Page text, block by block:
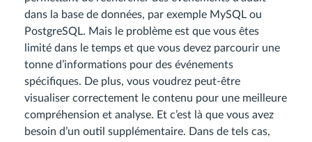
dans la base de données, par exemple MySQL ou
PostgreSQL. Mais le problème est que vous êtes
limité dans le temps et que vous devez parcourir une
tonne d’informations pour des événements
spécifiques. De plus, vous voudrez peut-être
visualiser correctement le contenu pour une meilleure
compréhension et analyse. Et c’est là que vous avez
besoin d’un outil supplémentaire. Dans de tels cas,